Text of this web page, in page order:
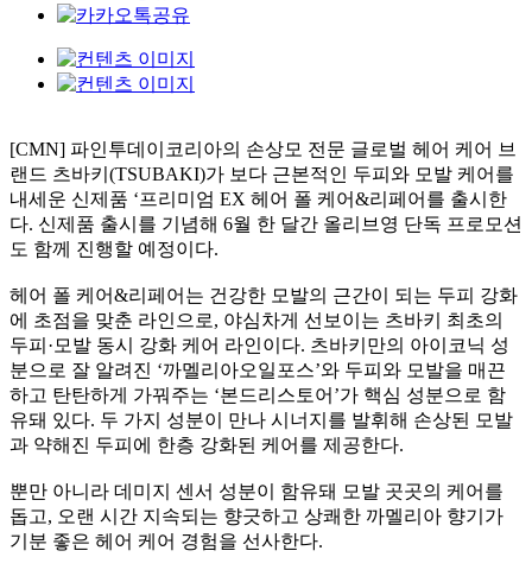
[CMN] 파인투데이코리아의 손상모 전문 글로벌 헤어 케어 브
랜드 츠바키(TSUBAKI)가 보다 근본적인 두피와 모발 케어를
내세운 신제품 ‘프리미엄 EX 헤어 폴 케어&리페어를 출시한
다. 신제품 출시를 기념해 6월 한 달간 올리브영 단독 프로모션
도 함께 진행할 예정이다.
헤어 폴 케어&리페어는 건강한 모발의 근간이 되는 두피 강화
에 초점을 맞춘 라인으로, 야심차게 선보이는 츠바키 최초의
두피·모발 동시 강화 케어 라인이다. 츠바키만의 아이코닉 성
분으로 잘 알려진 ‘까멜리아오일포스’와 두피와 모발을 매끈
하고 탄탄하게 가꿔주는 ‘본드리스토어’가 핵심 성분으로 함
유돼 있다. 두 가지 성분이 만나 시너지를 발휘해 손상된 모발
과 약해진 두피에 한층 강화된 케어를 제공한다.
뿐만 아니라 데미지 센서 성분이 함유돼 모발 곳곳의 케어를
돕고, 오랜 시간 지속되는 향긋하고 상쾌한 까멜리아 향기가
기분 좋은 헤어 케어 경험을 선사한다.